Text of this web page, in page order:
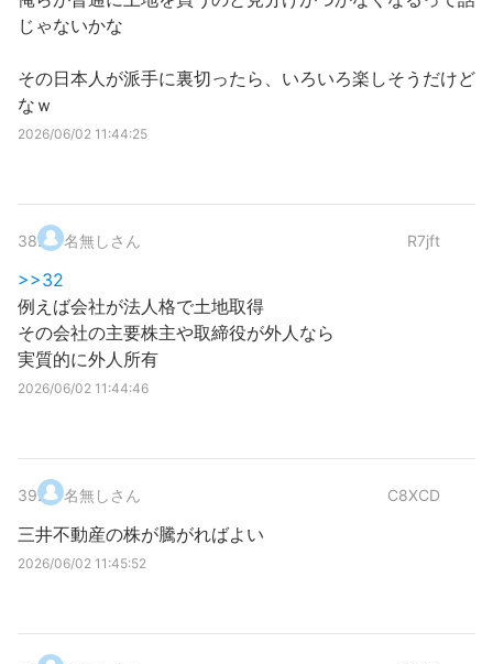
じゃないかな
その日本人が派手に裏切ったら、いろいろ楽しそうだけど
なｗ
2026/06/02 11:44:25
38. 名無しさん R7jft
>>32
例えば会社が法人格で土地取得
その会社の主要株主や取締役が外人なら
実質的に外人所有
2026/06/02 11:44:46
39. 名無しさん C8XCD
三井不動産の株が騰がればよい
2026/06/02 11:45:52